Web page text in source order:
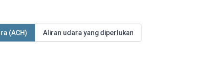
(ACH) Aliran udara yang diperlukan